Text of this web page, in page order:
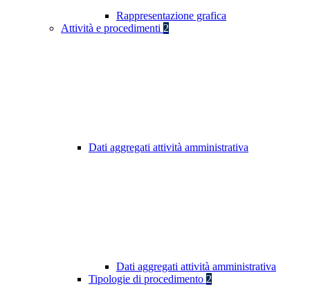
Rappresentazione grafica
Attività e procedimenti 2
Dati aggregati attività amministrativa
Dati aggregati attività amministrativa
Tipologie di procedimento 2